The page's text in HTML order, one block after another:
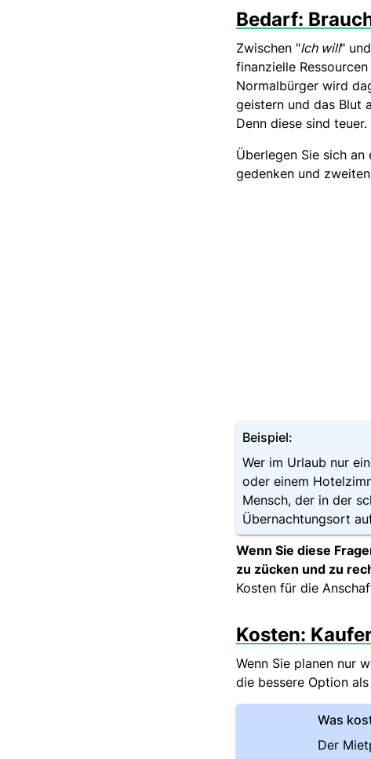
Bedarf:
Zwischen "Ich will"
finanzielle
Normalbürger wird
geistern und das Blut
Denn diese sind teuer.
Überlegen Sie sich
gedenken und
Beispiel:
Wer im Urlaub nur
oder einem
Mensch, der in der
Übernachtungsort
Wenn Sie diese
zu zücken und zu
Kosten für die
Kosten:
Wenn Sie planen nur
die bessere Option als
Was
Der